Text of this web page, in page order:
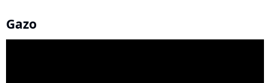
Gazo